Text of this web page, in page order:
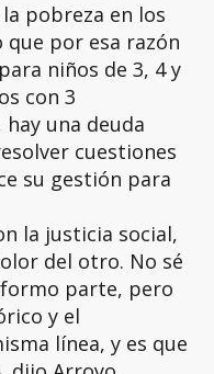
pobreza en los
que por esa razón
niños de 3, 4 y
con 3
una deuda
cuestiones
su gestión para
la justicia social,
del otro. No sé
parte, pero
y el
línea, y es que